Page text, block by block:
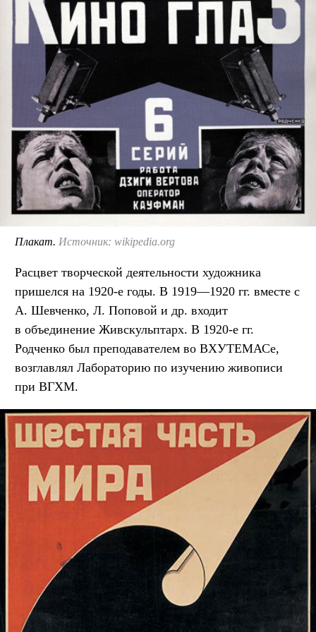
Плакат. Источник: wikipedia.org
Расцвет творческой деятельности художника
пришелся на 1920-е годы. В 1919—1920 гг. вместе с
А. Шевченко, Л. Поповой и др. входит
в объединение Живскульптарх. В 1920-е гг.
Родченко был преподавателем во ВХУТЕМАСе,
возглавлял Лабораторию по изучению живописи
при ВГХМ.